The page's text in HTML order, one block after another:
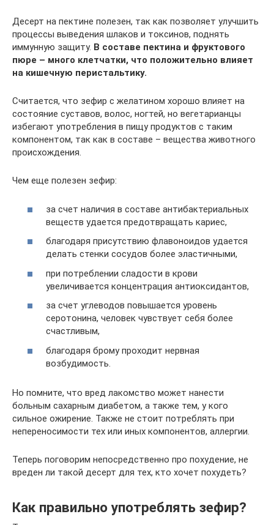
Десерт на пектине полезен, так как позволяет улучшить
процессы выведения шлаков и токсинов, поднять
иммунную защиту. В составе пектина и фруктового
пюре – много клетчатки, что положительно влияет
на кишечную перистальтику.
Считается, что зефир с желатином хорошо влияет на
состояние суставов, волос, ногтей, но вегетарианцы
избегают употребления в пищу продуктов с таким
компонентом, так как в составе – вещества животного
происхождения.
Чем еще полезен зефир:
за счет наличия в составе антибактериальных
веществ удается предотвращать кариес,
благодаря присутствию флавоноидов удается
делать стенки сосудов более эластичными,
при потреблении сладости в крови
увеличивается концентрация антиоксидантов,
за счет углеводов повышается уровень
серотонина, человек чувствует себя более
счастливым,
благодаря брому проходит нервная
возбудимость.
Но помните, что вред лакомство может нанести
больным сахарным диабетом, а также тем, у кого
сильное ожирение. Также не стоит потреблять при
непереносимости тех или иных компонентов, аллергии.
Теперь поговорим непосредственно про похудение, не
вреден ли такой десерт для тех, кто хочет похудеть?
Как правильно употреблять зефир?